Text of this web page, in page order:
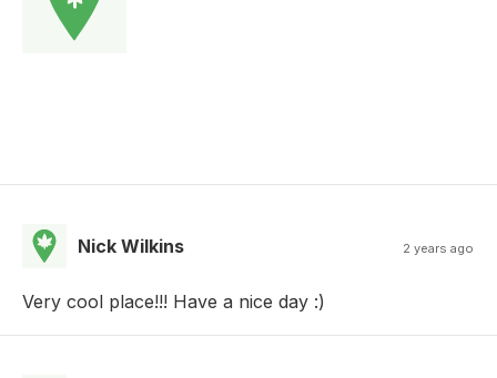
Nick Wilkins 2 years ago
Very cool place!!! Have a nice day :)